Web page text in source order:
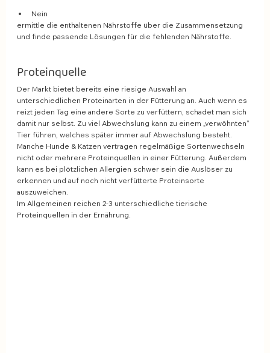
Nein
ermittle die enthaltenen Nährstoffe über die Zusammensetzung
und finde passende Lösungen für die fehlenden Nährstoffe.
Proteinquelle
Der Markt bietet bereits eine riesige Auswahl an
unterschiedlichen Proteinarten in der Fütterung an. Auch wenn es
reizt jeden Tag eine andere Sorte zu verfüttern, schadet man sich
damit nur selbst. Zu viel Abwechslung kann zu einem „verwöhnten“
Tier führen, welches später immer auf Abwechslung besteht.
Manche Hunde & Katzen vertragen regelmäßige Sortenwechseln
nicht oder mehrere Proteinquellen in einer Fütterung. Außerdem
kann es bei plötzlichen Allergien schwer sein die Auslöser zu
erkennen und auf noch nicht verfütterte Proteinsorte
auszuweichen.
Im Allgemeinen reichen 2-3 unterschiedliche tierische
Proteinquellen in der Ernährung.